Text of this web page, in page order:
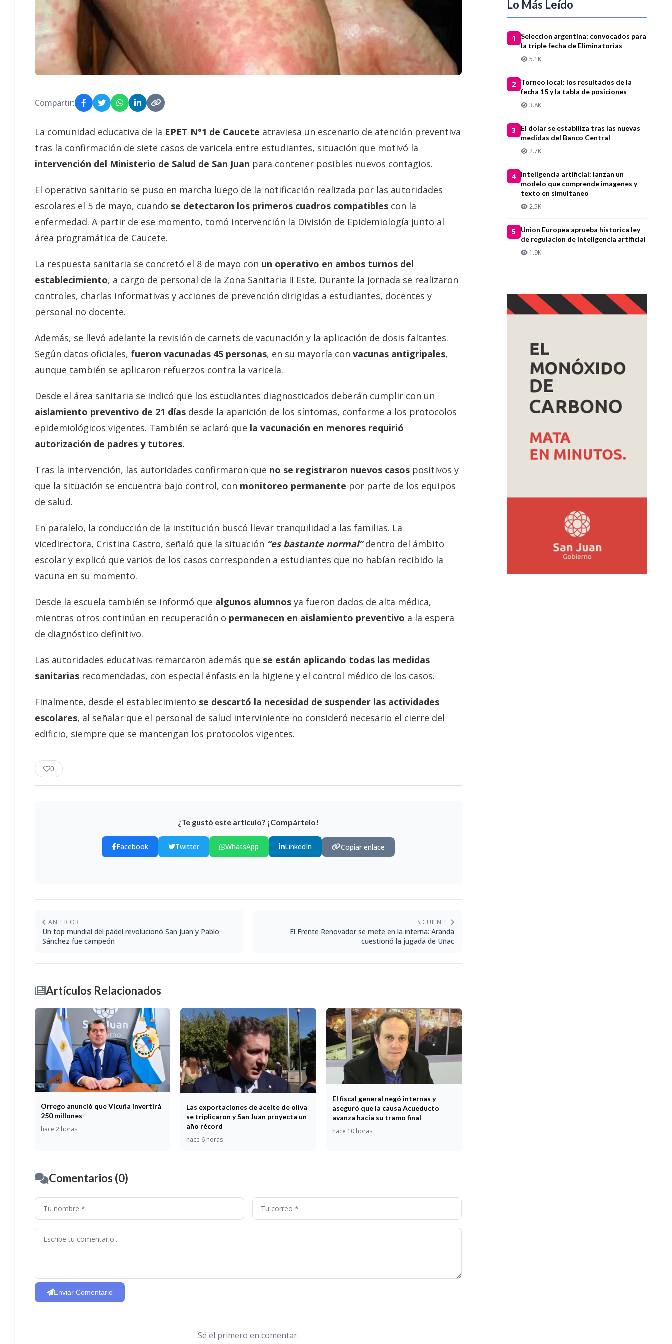
Compartir:
La comunidad educativa de la EPET N°1 de Caucete atraviesa un escenario de atención preventiva
tras la confirmación de siete casos de varicela entre estudiantes, situación que motivó la
intervención del Ministerio de Salud de San Juan para contener posibles nuevos contagios.
El operativo sanitario se puso en marcha luego de la notificación realizada por las autoridades
escolares el 5 de mayo, cuando se detectaron los primeros cuadros compatibles con la
enfermedad. A partir de ese momento, tomó intervención la División de Epidemiología junto al
área programática de Caucete.
La respuesta sanitaria se concretó el 8 de mayo con un operativo en ambos turnos del
establecimiento, a cargo de personal de la Zona Sanitaria II Este. Durante la jornada se realizaron
controles, charlas informativas y acciones de prevención dirigidas a estudiantes, docentes y
personal no docente.
Además, se llevó adelante la revisión de carnets de vacunación y la aplicación de dosis faltantes.
Según datos oficiales, fueron vacunadas 45 personas, en su mayoría con vacunas antigripales,
aunque también se aplicaron refuerzos contra la varicela.
Desde el área sanitaria se indicó que los estudiantes diagnosticados deberán cumplir con un
aislamiento preventivo de 21 días desde la aparición de los síntomas, conforme a los protocolos
epidemiológicos vigentes. También se aclaró que la vacunación en menores requirió
autorización de padres y tutores.
Tras la intervención, las autoridades confirmaron que no se registraron nuevos casos positivos y
que la situación se encuentra bajo control, con monitoreo permanente por parte de los equipos
de salud.
En paralelo, la conducción de la institución buscó llevar tranquilidad a las familias. La
vicedirectora, Cristina Castro, señaló que la situación “es bastante normal”dentro del ámbito
escolar y explicó que varios de los casos corresponden a estudiantes que no habían recibido la
vacuna en su momento.
Desde la escuela también se informó que algunos alumnos ya fueron dados de alta médica,
mientras otros continúan en recuperación o permanecen en aislamiento preventivo a la espera
de diagnóstico definitivo.
Las autoridades educativas remarcaron además que se están aplicando todas las medidas
sanitarias recomendadas, con especial énfasis en la higiene y el control médico de los casos.
Finalmente, desde el establecimiento se descartó la necesidad de suspender las actividades
escolares, al señalar que el personal de salud interviniente no consideró necesario el cierre del
edificio, siempre que se mantengan los protocolos vigentes.
0
¿Te gustó este artículo? ¡Compártelo!
Facebook Twitter WhatsApp LinkedIn Copiar enlace
ANTERIOR
Un top mundial del pádel revolucionó San Juan y Pablo
Sánchez fue campeón
SIGUIENTE
El Frente Renovador se mete en la interna: Aranda
cuestionó la jugada de Uñac
Artículos Relacionados
Orrego anunció que Vicuña invertirá
250 millones
hace 2 horas
Las exportaciones de aceite de oliva
se triplicaron y San Juan proyecta un
año récord
hace 6 horas
El fiscal general negó internas y
aseguró que la causa Acueducto
avanza hacia su tramo final
hace 10 horas
Comentarios (0)
Enviar Comentario
Sé el primero en comentar.
Lo Más Leído
1
Seleccion argentina: convocados para
la triple fecha de Eliminatorias
5.1K
2
Torneo local: los resultados de la
fecha 15 y la tabla de posiciones
3.8K
3
El dolar se estabiliza tras las nuevas
medidas del Banco Central
2.7K
4
Inteligencia artificial: lanzan un
modelo que comprende imagenes y
texto en simultaneo
2.5K
5
Union Europea aprueba historica ley
de regulacion de inteligencia artificial
1.9K